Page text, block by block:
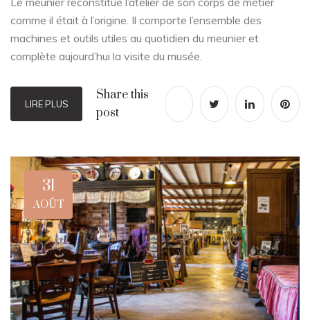
comme il était à l’origine. Il comporte l’ensemble des
machines et outils utiles au quotidien du meunier et
complète aujourd’hui la visite du musée.
LIRE PLUS
Share this
post
31
AOÛT